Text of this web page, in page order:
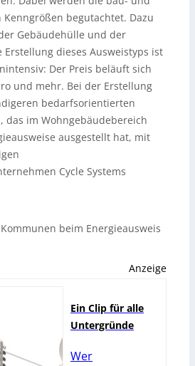
begutachtet. Dazu
Gebäudehülle und der
Erstellung dieses Ausweistyps ist
Der Preis beläuft sich
und mehr. Bei der Erstellung
bedarfsorientierten
das im Wohngebäudebereich
ausgestellt hat, mit
Cycle Systems
beim Energieausweis
Anzeige
Ein Clip für alle
Untergründe
Wer